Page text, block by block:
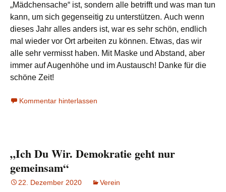
„Mädchensache“ ist, sondern alle betrifft und was man tun
kann, um sich gegenseitig zu unterstützen. Auch wenn
dieses Jahr alles anders ist, war es sehr schön, endlich
mal wieder vor Ort arbeiten zu können. Etwas, das wir
alle sehr vermisst haben. Mit Maske und Abstand, aber
immer auf Augenhöhe und im Austausch! Danke für die
schöne Zeit!
Kommentar hinterlassen
„Ich Du Wir. Demokratie geht nur
gemeinsam“
22. Dezember 2020 Verein